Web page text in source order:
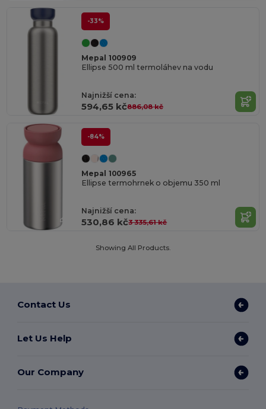
-33%
Mepal 100909
Ellipse 500 ml termoláhev na vodu
Najnižší cena:
594,65 kč886,08 kč
-84%
Mepal 100965
Ellipse termohrnek o objemu 350 ml
Najnižší cena:
530,86 kč3 335,61 kč
Showing All Products.
Contact Us
Let Us Help
Our Company